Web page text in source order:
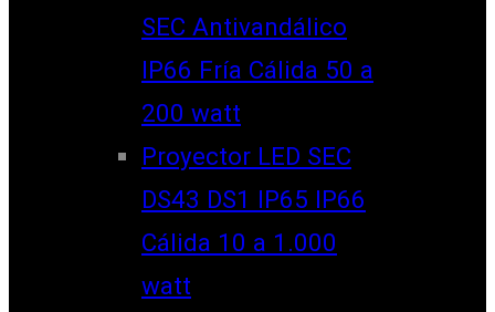
SEC Antivandálico
IP66 Fría Cálida 50 a
200 watt
Proyector LED SEC
DS43 DS1 IP65 IP66
Cálida 10 a 1.000
watt